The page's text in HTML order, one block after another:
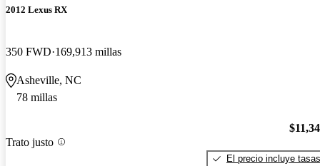
2012 Lexus RX
350 FWD 169,913 millas
Asheville, NC
78 millas
Trato justo
El precio incluye tasas